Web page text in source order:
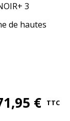
3
de hautes
€ TTC